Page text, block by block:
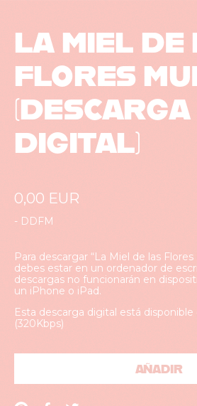
LA MIEL DE
FLORES
(DESCARGA
DIGITAL)
0,00 EUR
- DDFM
Para descargar “La Miel de las
debes estar en un ordenador de
descargas no funcionarán en
un iPhone o iPad.
Esta descarga digital está
(320Kbps)
AÑADIR